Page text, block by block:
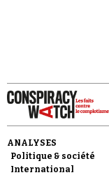
ANALYSES
Politique & société
International